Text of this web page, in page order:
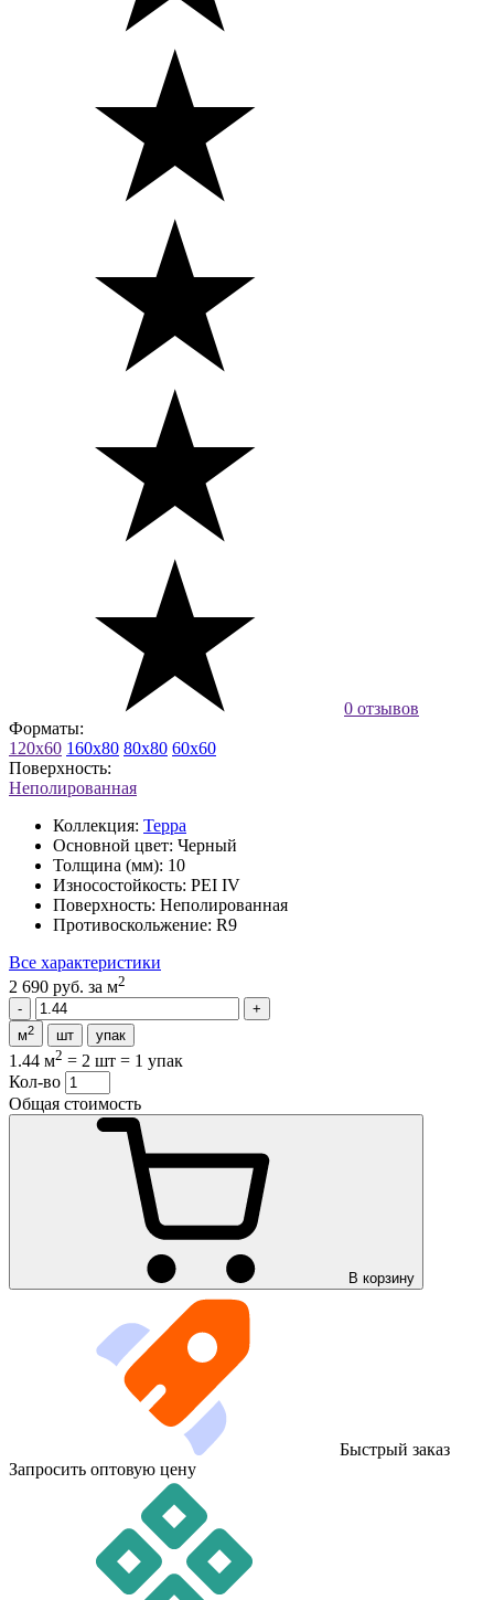
0 отзывов
Форматы:
120x60 160x80 80x80 60x60
Поверхность:
Неполированная
Коллекция: Терра
Основной цвет: Черный
Толщина (мм): 10
Износостойкость: PEI IV
Поверхность: Неполированная
Противоскольжение: R9
Все характеристики
2 690 руб. за м2
м2 шт упак
1.44 м2 = 2 шт = 1 упак
Кол-во
Общая стоимость
В корзину
Быстрый заказ
Запросить оптовую цену